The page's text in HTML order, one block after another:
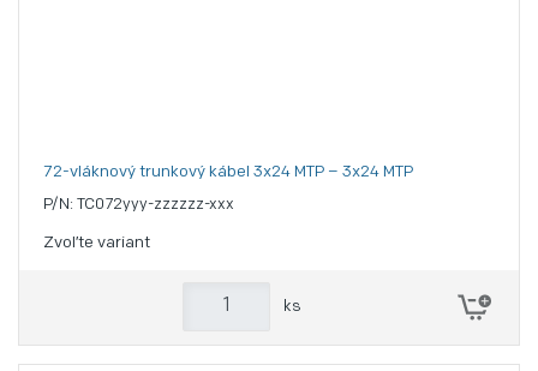
72-vláknový trunkový kábel 3x24 MTP – 3x24 MTP
P/N: TC072yyy-zzzzzz-xxx
Zvoľte variant
ks